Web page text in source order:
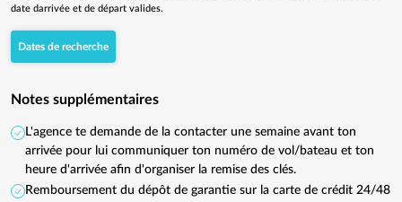
date darrivée et de départ valides.
Dates de recherche
Notes supplémentaires
L'agence te demande de la contacter une semaine avant ton
arrivée pour lui communiquer ton numéro de vol/bateau et ton
heure d'arrivée afin d'organiser la remise des clés.
Remboursement du dépôt de garantie sur la carte de crédit 24/48